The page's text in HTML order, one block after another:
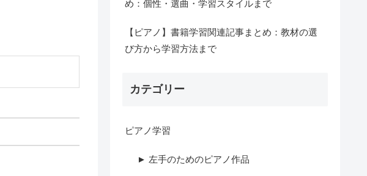
め：個性・選曲・学習スタイルまで
【ピアノ】書籍学習関連記事まとめ：教材の選
び方から学習方法まで
カテゴリー
ピアノ学習
► 左手のためのピアノ作品